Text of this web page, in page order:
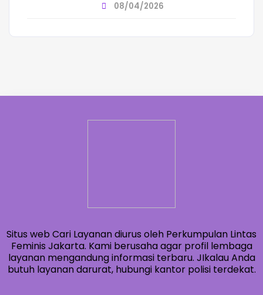
08/04/2026
Situs web Cari Layanan diurus oleh Perkumpulan Lintas
Feminis Jakarta. Kami berusaha agar profil lembaga
layanan mengandung informasi terbaru. JIkalau Anda
butuh layanan darurat, hubungi kantor polisi terdekat.